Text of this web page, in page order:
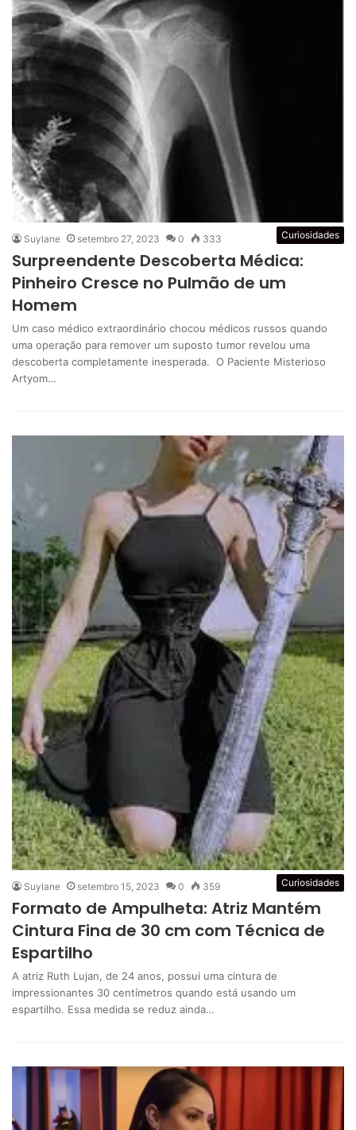
Curiosidades
Suylane setembro 27, 2023 0 333
Surpreendente Descoberta Médica:
Pinheiro Cresce no Pulmão de um
Homem
Um caso médico extraordinário chocou médicos russos quando
uma operação para remover um suposto tumor revelou uma
descoberta completamente inesperada. O Paciente Misterioso
Artyom…
Curiosidades
Suylane setembro 15, 2023 0 359
Formato de Ampulheta: Atriz Mantém
Cintura Fina de 30 cm com Técnica de
Espartilho
A atriz Ruth Lujan, de 24 anos, possui uma cintura de
impressionantes 30 centímetros quando está usando um
espartilho. Essa medida se reduz ainda…